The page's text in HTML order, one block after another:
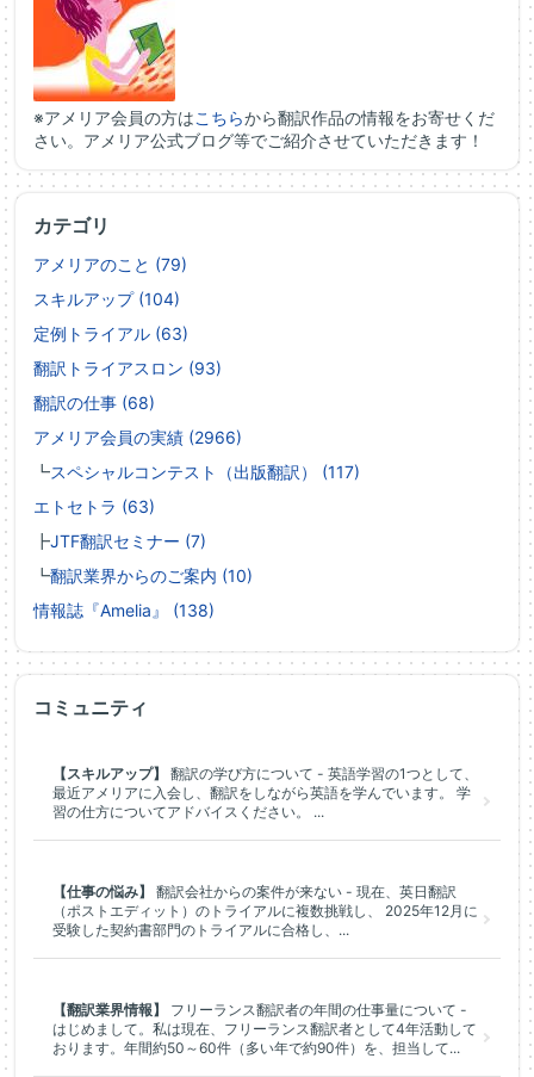
※アメリア会員の方はこちらから翻訳作品の情報をお寄せくだ
さい。アメリア公式ブログ等でご紹介させていただきます！
カテゴリ
アメリアのこと (79)
スキルアップ (104)
定例トライアル (63)
翻訳トライアスロン (93)
翻訳の仕事 (68)
アメリア会員の実績 (2966)
┗スペシャルコンテスト（出版翻訳） (117)
エトセトラ (63)
┣JTF翻訳セミナー (7)
┗翻訳業界からのご案内 (10)
情報誌『Amelia』 (138)
コミュニティ
【スキルアップ】
翻訳の学び方について - 英語学習の1つとして、
最近アメリアに入会し、翻訳をしながら英語を学んでいます。 学
習の仕方についてアドバイスください。 ...
【仕事の悩み】
翻訳会社からの案件が来ない - 現在、英日翻訳
（ポストエディット）のトライアルに複数挑戦し、 2025年12月に
受験した契約書部門のトライアルに合格し、...
【翻訳業界情報】
フリーランス翻訳者の年間の仕事量について -
はじめまして。私は現在、フリーランス翻訳者として4年活動して
おります。年間約50～60件（多い年で約90件）を、担当して...